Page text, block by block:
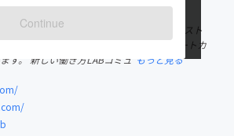
Continue
静岡県
のライフスタイルを実践しつつ、古民家ゲスト
家」と共創型コミュニティレジデンス「ポートカ
す。 新しい働き方LABコミュ もっと見る